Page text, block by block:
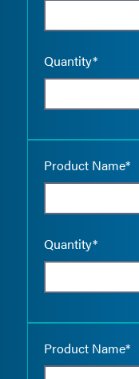
Quantity*
Product Name*
Quantity*
Product Name*